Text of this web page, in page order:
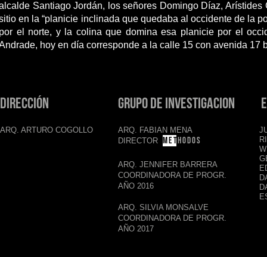
Santiago Jordán, los señores Domingo Díaz,
en la “planicie inclinada que quedaba al occidente de la
el norte, y la colina que domina esa planicie por el
hoy en día corresponde a la calle 15 con avenida 17
grupo de investigacion
ARQ. FABIAN MENA
DIRECTOR M E TH O D O S
direcCIÓN
ARQ. ARTURO COGOLLO
ARQ. JENNIFER BARRERA
COORDINADORA DE PROGR.
AÑO 2016
ARQ. SILVIA MONSALVE
COORDINADORA DE PROGR.
AÑO 2017